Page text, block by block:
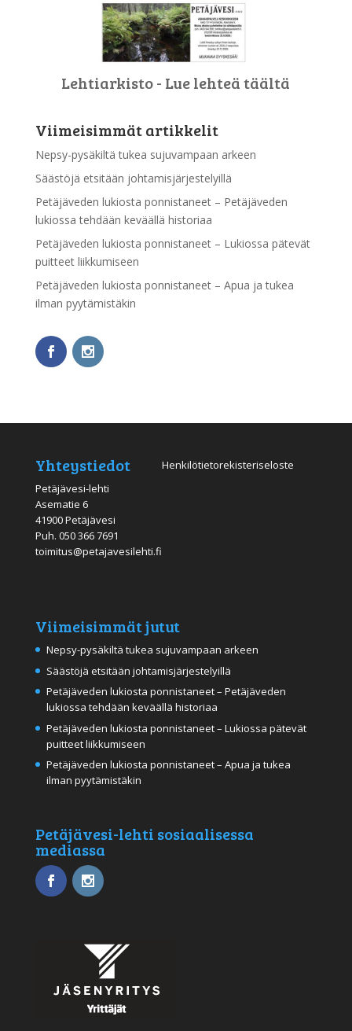
Lehtiarkisto - Lue lehteä täältä
Viimeisimmät artikkelit
Nepsy-pysäkiltä tukea sujuvampaan arkeen
Säästöjä etsitään johtamisjärjestelyillä
Petäjäveden lukiosta ponnistaneet – Petäjäveden
lukiossa tehdään keväällä historiaa
Petäjäveden lukiosta ponnistaneet – Lukiossa pätevät
puitteet liikkumiseen
Petäjäveden lukiosta ponnistaneet – Apua ja tukea
ilman pyytämistäkin
Yhteystiedot
Petäjävesi-lehti
Asematie 6
41900 Petäjävesi
Puh. 050 366 7691
toimitus@petajavesilehti.fi
Henkilötietorekisteriseloste
Viimeisimmät jutut
Nepsy-pysäkiltä tukea sujuvampaan arkeen
Säästöjä etsitään johtamisjärjestelyillä
Petäjäveden lukiosta ponnistaneet – Petäjäveden
lukiossa tehdään keväällä historiaa
Petäjäveden lukiosta ponnistaneet – Lukiossa pätevät
puitteet liikkumiseen
Petäjäveden lukiosta ponnistaneet – Apua ja tukea
ilman pyytämistäkin
Petäjävesi-lehti sosiaalisessa
mediassa